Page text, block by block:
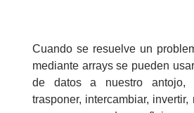
Cuando se resuelve un
mediante arrays se pueden
de datos a nuestro antojo,
trasponer, intercambiar,